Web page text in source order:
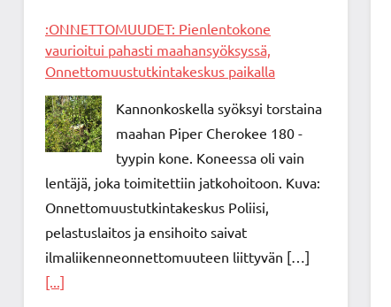
:ONNETTOMUUDET: Pienlentokone
vaurioitui pahasti maahansyöksyssä,
Onnettomuustutkintakeskus paikalla
Kannonkoskella syöksyi torstaina
maahan Piper Cherokee 180 -
tyypin kone. Koneessa oli vain
lentäjä, joka toimitettiin jatkohoitoon. Kuva:
Onnettomuustutkintakeskus Poliisi,
pelastuslaitos ja ensihoito saivat
ilmaliikenneonnettomuuteen liittyvän […]
[...]